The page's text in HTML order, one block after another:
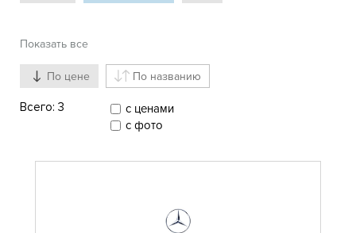
Показать все
По цене По названию
Всего: 3
с ценами
с фото